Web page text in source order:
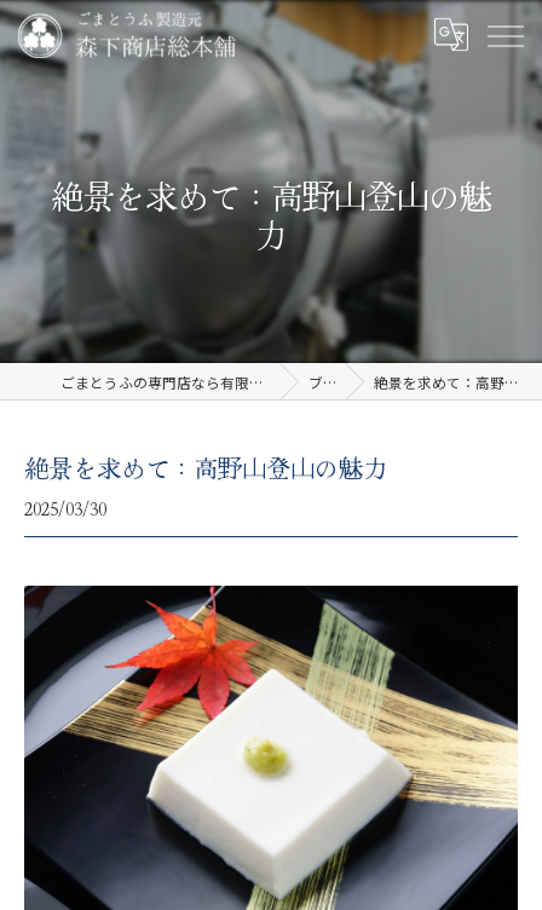
絶景を求めて：高野山登山の魅
力
ごまとうふの専門店なら有限会社森下商店総本舗 ブログ 絶景を求めて：高野山登山の魅力
絶景を求めて：高野山登山の魅力
2025/03/30